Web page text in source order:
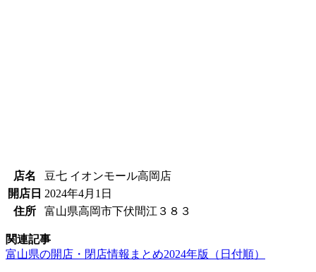
店名
豆七 イオンモール高岡店
開店日 2024年4月1日
住所
富山県高岡市下伏間江３８３
関連記事
富山県の開店・閉店情報まとめ2024年版（日付順）